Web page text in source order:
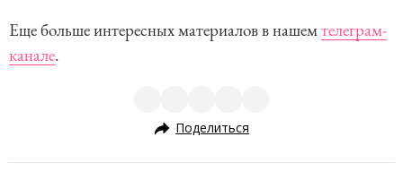
Еще больше интересных материалов в нашемтелеграм-
канале.
Поделиться